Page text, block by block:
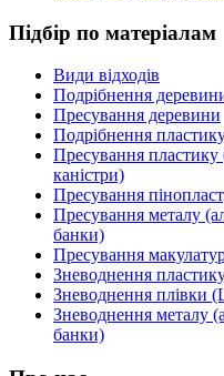
Підбір по матеріалам
Види відходів
Подрібнення
Пресування деревини
Подрібнення
Пресування
каністри)
Пресування
Пресування металу
банки)
Пресування
Зневоднення
Зневоднення плівки
Зневоднення металу
банки)